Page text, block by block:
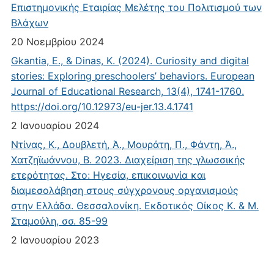
Επιστημονικής Εταιρίας Μελέτης του Πολιτισμού των
Βλάχων
20 Νοεμβρίου 2024
Gkantia, E., & Dinas, K. (2024). Curiosity and digital
stories: Exploring preschoolers’ behaviors. European
Journal of Educational Research, 13(4), 1741-1760.
https://doi.org/10.12973/eu-jer.13.4.1741
2 Ιανουαρίου 2024
Ντίνας, Κ., Δουβλετή, Ά., Μουράτη, Π., Φάντη, Ά.,
Χατζηϊωάννου, Β. 2023. Διαχείριση της γλωσσικής
ετερότητας. Στο: Ηγεσία, επικοινωνία και
διαμεσολάβηση στους σύγχρονους οργανισμούς
στην Ελλάδα. Θεσσαλονίκη. Εκδοτικός Οίκος Κ. & Μ.
Σταμούλη, σσ. 85-99
2 Ιανουαρίου 2023